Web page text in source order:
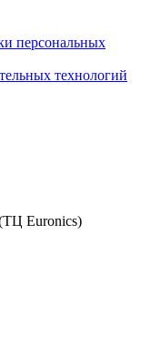
персональных
технологий
Euronics)